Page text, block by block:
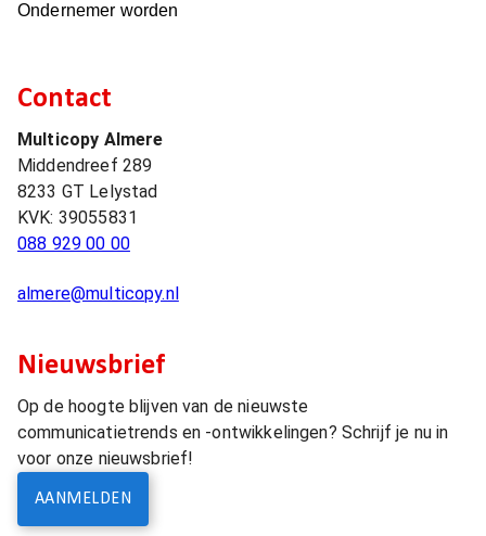
Ondernemer worden
Contact
Multicopy Almere
Middendreef 289
8233 GT Lelystad
KVK: 39055831
088 929 00 00
almere@multicopy.nl
Nieuwsbrief
Op de hoogte blijven van de nieuwste
communicatietrends en -ontwikkelingen? Schrijf je nu in
voor onze nieuwsbrief!
AANMELDEN